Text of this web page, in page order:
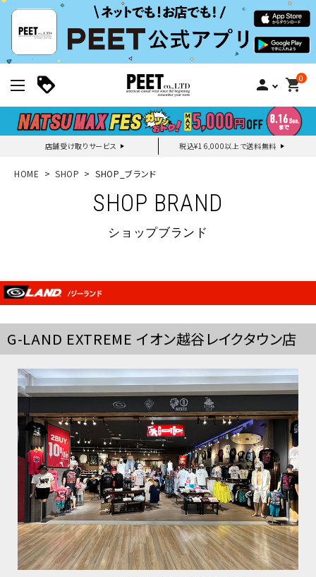
person 0
shopping_cart
店舗受け取りサービス 税込¥16,000以上で送料無料
新規会員登録｜ログイン
HOME SHOP SHOP_ブランド
SHOP BRAND
ショップブランド
G-LAND EXTREME イオン越谷レイクタウン店